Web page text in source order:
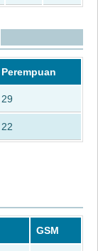
Perempuan
29
22
GSM